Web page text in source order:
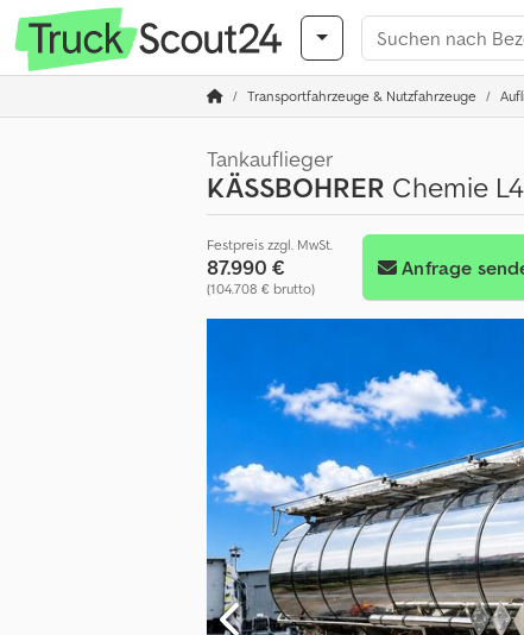
Transportfahrzeuge & Nutzfahrzeuge
Tankauflieger
KÄSSBOHRER Chemie
Festpreis zzgl. MwSt.
87.990 €
(104.708 € brutto)
Anfrage